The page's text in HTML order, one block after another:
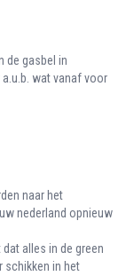
de gasbel in
wat vanaf voor
naar het
nederland opnieuw
alles in de green
schikken in het